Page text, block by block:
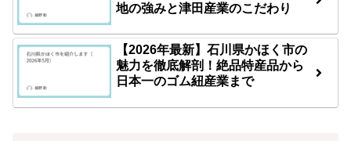
地の強みと津田産業のこだわり
【2026年最新】石川県かほく市の
魅力を徹底解剖！絶品特産品から
日本一のゴム紐産業まで